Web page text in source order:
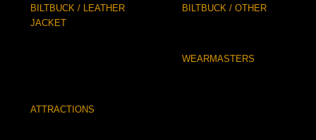
BILTBUCK / LEATHER
JACKET
BILTBUCK / OTHER
WEARMASTERS
ATTRACTIONS